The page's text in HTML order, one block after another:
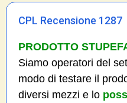
CPL Recensione 1287
PRODOTTO
Siamo operatori del
modo di testare il
diversi mezzi e lo